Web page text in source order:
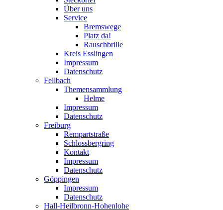
Über uns
Service
Bremswege
Platz da!
Rauschbrille
Kreis Esslingen
Impressum
Datenschutz
Fellbach
Themensammlung
Helme
Impressum
Datenschutz
Freiburg
Rempartstraße
Schlossbergring
Kontakt
Impressum
Datenschutz
Göppingen
Impressum
Datenschutz
Hall-Heilbronn-Hohenlohe